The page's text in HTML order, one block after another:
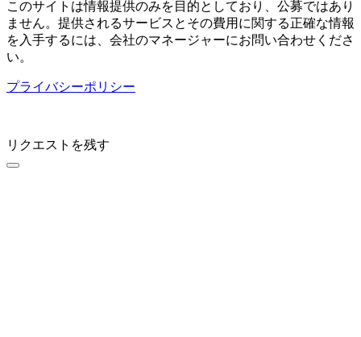
このサイトは情報提供のみを目的としており、公募ではあり
ません。提供されるサービスとその費用に関する正確な情報
を入手するには、会社のマネージャーにお問い合わせくださ
い。
プライバシーポリシー
リクエストを残す